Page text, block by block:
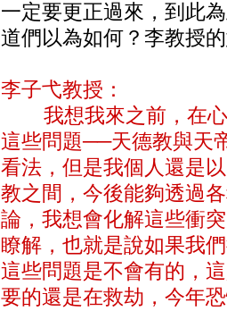
一定要更正過來，到此
道們以為如何？李教授
李子弋教授：
我想我來之前，在心
這些問題──天德教與天
看法，但是我個人還是
教之間，今後能夠透過
論，我想會化解這些衝
瞭解，也就是說如果我
這些問題是不會有的，
要的還是在救劫，今年